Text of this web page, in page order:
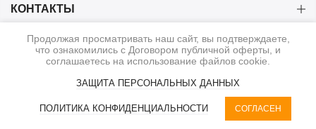
КОНТАКТЫ
КАТЕГОРИИ
ИНФОРМАЦИЯ
ФИЛЬТР КАБИНЕТ
Продолжая просматривать наш сайт, вы подтверждаете,
что ознакомились с Договором публичной оферты, и
соглашаетесь на использование файлов cookie.
ЗАЩИТА ПЕРСОНАЛЬНЫХ ДАННЫХ
ПОЛИТИКА КОНФИДЕНЦИАЛЬНОСТИ СОГЛАСЕН